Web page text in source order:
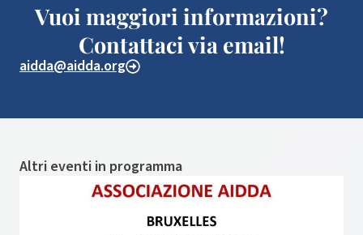
Vuoi maggiori informazioni?
Contattaci via email!
aidda@aidda.org
Altri eventi in programma